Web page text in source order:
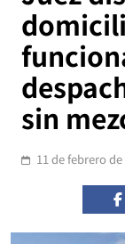
sin
11 de febrero de